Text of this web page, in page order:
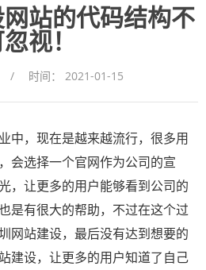
站的代码结构不
视！
/ 时间： 2021-01-15
中，现在是越来越流行，很多用
会选择一个官网作为公司的宣
，让更多的用户能够看到公司的
是有很大的帮助，不过在这个过
网站建设，最后没有达到想要的
建设，让更多的用户知道了自己